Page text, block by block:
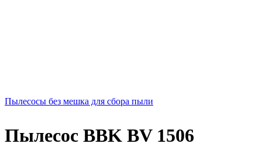
Пылесосы без мешка для сбора пыли
Пылесос BBK BV 1506